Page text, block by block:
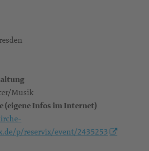
Musik
(eigene Infos im Internet)
p/reservix/event/2435253